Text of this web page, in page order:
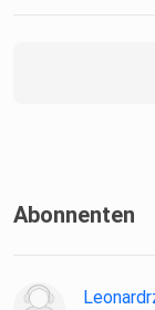
Abonnenten